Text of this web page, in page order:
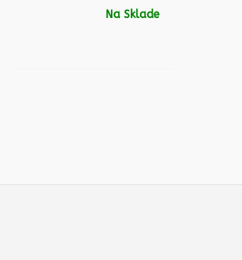
Na Sklade